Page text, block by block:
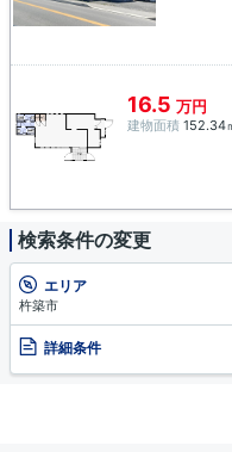
16.5 万円
建物面積 152.34
検索条件の変更
エリア
杵築市
詳細条件